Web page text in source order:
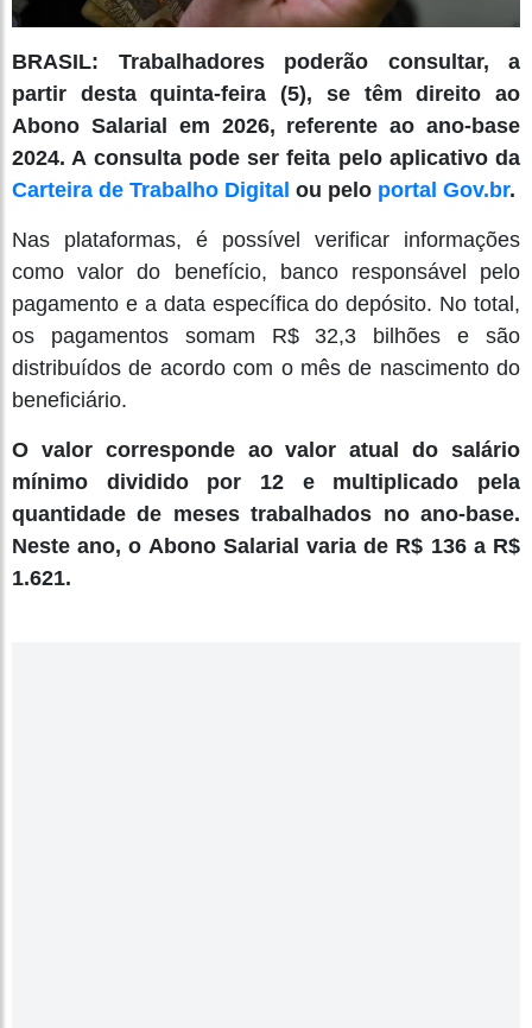
BRASIL: Trabalhadores poderão consultar, a
partir desta quinta-feira (5), se têm direito ao
Abono Salarial em 2026, referente ao ano-base
2024. A consulta pode ser feita pelo aplicativo da
Carteira de Trabalho Digital ou pelo portal Gov.br.
Nas plataformas, é possível verificar informações
como valor do benefício, banco responsável pelo
pagamento e a data específica do depósito. No total,
os pagamentos somam R$ 32,3 bilhões e são
distribuídos de acordo com o mês de nascimento do
beneficiário.
O valor corresponde ao valor atual do salário
mínimo dividido por 12 e multiplicado pela
quantidade de meses trabalhados no ano-base.
Neste ano, o Abono Salarial varia de R$ 136 a R$
1.621.